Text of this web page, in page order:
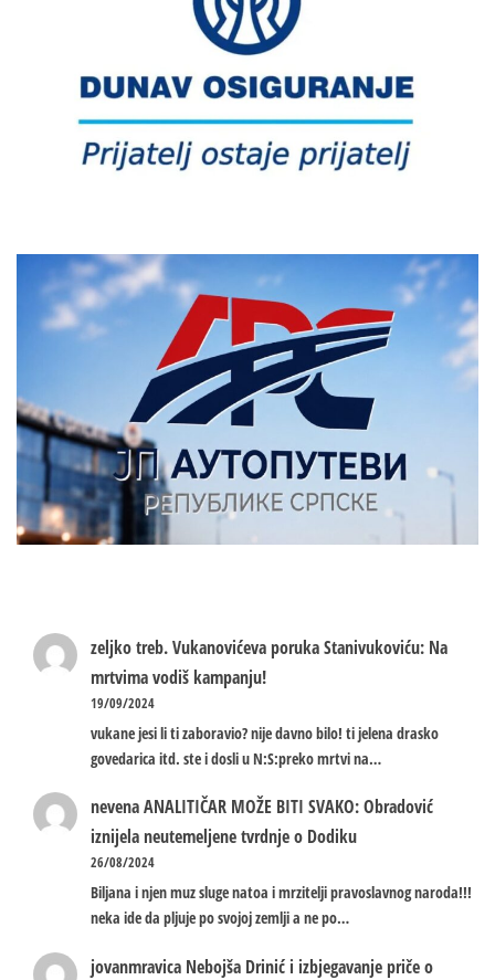
zeljko treb.Vukanovićeva poruka Stanivukoviću: Na
mrtvima vodiš kampanju!
19/09/2024
vukane jesi li ti zaboravio? nije davno bilo! ti jelena drasko
govedarica itd. ste i dosli u N:S:preko mrtvi na…
nevenaANALITIČAR MOŽE BITI SVAKO: Obradović
iznijela neutemeljene tvrdnje o Dodiku
26/08/2024
Biljana i njen muz sluge natoa i mrzitelji pravoslavnog naroda!!!
neka ide da pljuje po svojoj zemlji a ne po…
jovanmravica Nebojša Drinić i izbjegavanje priče o